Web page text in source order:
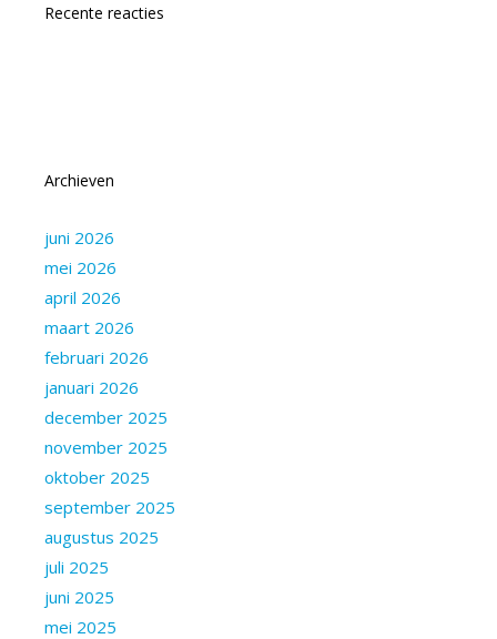
Recente reacties
Archieven
juni 2026
mei 2026
april 2026
maart 2026
februari 2026
januari 2026
december 2025
november 2025
oktober 2025
september 2025
augustus 2025
juli 2025
juni 2025
mei 2025